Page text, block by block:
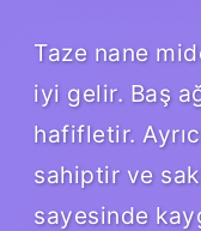
Taze nane
iyi gelir. Baş
hafifletir.
sahiptir ve
sayesinde